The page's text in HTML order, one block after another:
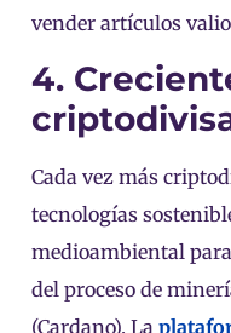
vender artículos
4.
Cada vez más
tecnologías
medioambiental
del proceso de
(Cardano). La